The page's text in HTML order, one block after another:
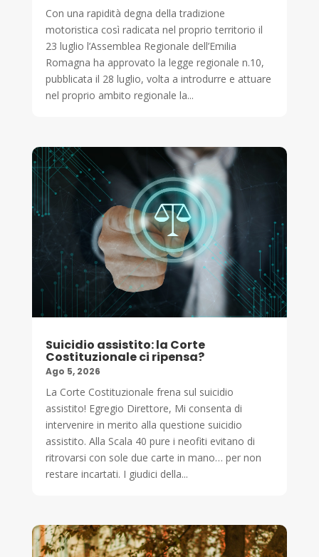
Con una rapidità degna della tradizione
motoristica così radicata nel proprio territorio il
23 luglio l’Assemblea Regionale dell’Emilia
Romagna ha approvato la legge regionale n.10,
pubblicata il 28 luglio, volta a introdurre e attuare
nel proprio ambito regionale la...
Suicidio assistito: la Corte
Costituzionale ci ripensa?
Ago 5, 2026
La Corte Costituzionale frena sul suicidio
assistito! Egregio Direttore, Mi consenta di
intervenire in merito alla questione suicidio
assistito. Alla Scala 40 pure i neofiti evitano di
ritrovarsi con sole due carte in mano… per non
restare incartati. I giudici della...